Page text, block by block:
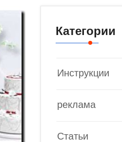
Категории
Инструкции
реклама
Статьи